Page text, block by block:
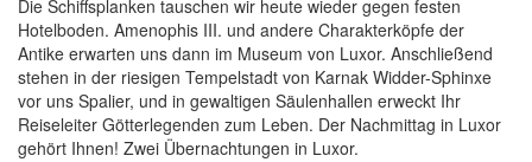
Die Schiffsplanken tauschen wir heute wieder gegen festen
Hotelboden. Amenophis III. und andere Charakterköpfe der
Antike erwarten uns dann im Museum von Luxor. Anschließend
stehen in der riesigen Tempelstadt von Karnak Widder-Sphinxe
vor uns Spalier, und in gewaltigen Säulenhallen erweckt Ihr
Reiseleiter Götterlegenden zum Leben. Der Nachmittag in Luxor
gehört Ihnen! Zwei Übernachtungen in Luxor.